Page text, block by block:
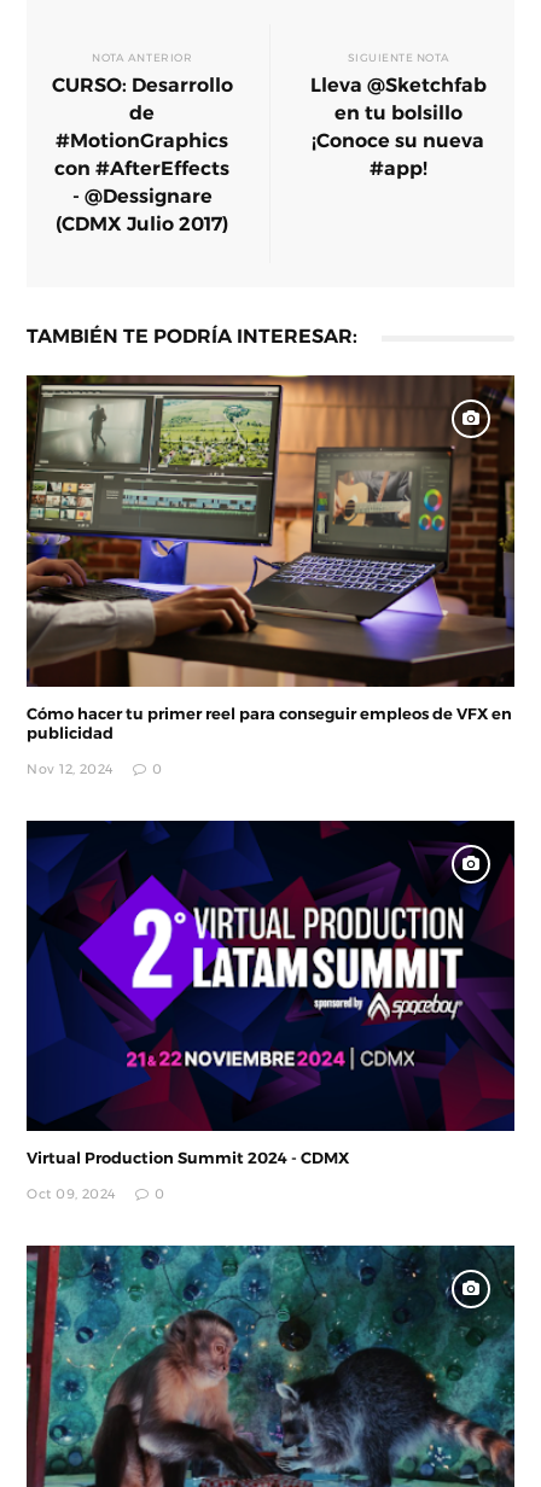
NOTA ANTERIOR
CURSO: Desarrollo
de
#MotionGraphics
con #AfterEffects
- @Dessignare
(CDMX Julio 2017)
SIGUIENTE NOTA
Lleva @Sketchfab
en tu bolsillo
¡Conoce su nueva
#app!
TAMBIÉN TE PODRÍA INTERESAR:
Cómo hacer tu primer reel para conseguir empleos de VFX en
publicidad
Nov 12, 2024 0
Virtual Production Summit 2024 - CDMX
Oct 09, 2024 0